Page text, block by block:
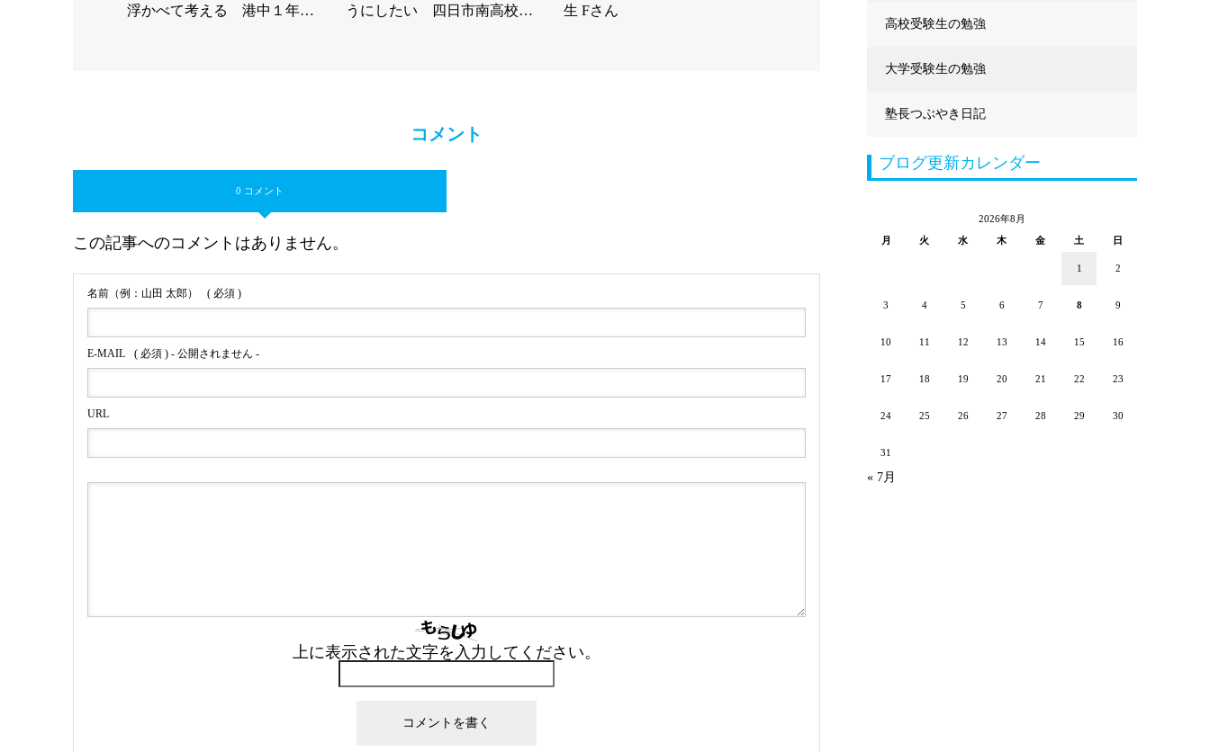
浮かべて考える 港中１年…
うにしたい 四日市南高校…
生 Fさん
コメント
0 コメント
この記事へのコメントはありません。
名前（例：山田 太郎） ( 必須 )
E-MAIL ( 必須 ) - 公開されません -
URL
上に表示された文字を入力してください。
高校受験生の勉強
大学受験生の勉強
塾長つぶやき日記
ブログ更新カレンダー
2026年8月
月
火 水 木 金 土 日
1 2
3 4 5 6 7 8 9
10 11 12 13 14 15 16
17 18 19 20 21 22 23
24 25 26 27 28 29 30
31
« 7月